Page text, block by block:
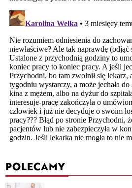
POLECAMY